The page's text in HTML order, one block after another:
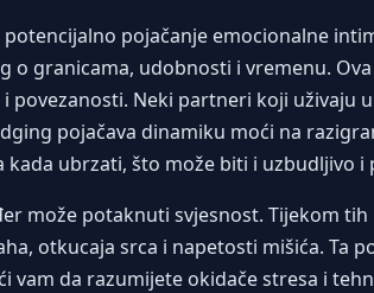
potencijalno pojačanje emocionalne
o granicama, udobnosti i vremenu.
i povezanosti. Neki partneri koji
pojačava dinamiku moći na
kada ubrzati, što može biti i uzbudljivo i
može potaknuti svjesnost. Tijekom
otkucaja srca i napetosti mišića. Ta
vam da razumijete okidače stresa i